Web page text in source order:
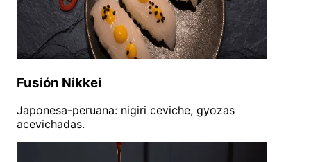
Fusión Nikkei
Japonesa-peruana: nigiri ceviche, gyozas
acevichadas.